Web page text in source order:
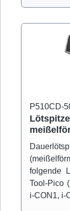
P510CD-
folgende
Tool-Pico
i-CON1, i-